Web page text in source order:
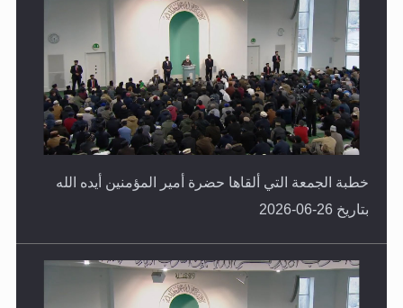
خطبة الجمعة التي ألقاها حضرة أمير المؤمنين أيده الله
بتاريخ 26-06-2026